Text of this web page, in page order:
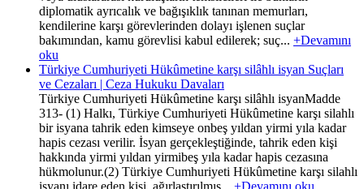
diplomatik ayrıcalık ve bağışıklık tanınan memurları,
kendilerine karşı görevlerinden dolayı işlenen suçlar
bakımından, kamu görevlisi kabul edilerek; suç... +Devamını
oku
Türkiye Cumhuriyeti Hükûmetine karşı silâhlı isyan Suçları
ve Cezaları | Ceza Hukuku Davaları
Türkiye Cumhuriyeti Hükûmetine karşı silâhlı isyanMadde
313- (1) Halkı, Türkiye Cumhuriyeti Hükûmetine karşı silahlı
bir isyana tahrik eden kimseye onbeş yıldan yirmi yıla kadar
hapis cezası verilir. İsyan gerçekleştiğinde, tahrik eden kişi
hakkında yirmi yıldan yirmibeş yıla kadar hapis cezasına
hükmolunur.(2) Türkiye Cumhuriyeti Hükûmetine karşı silahlı
isyanı idare eden kişi, ağırlaştırılmış... +Devamını oku